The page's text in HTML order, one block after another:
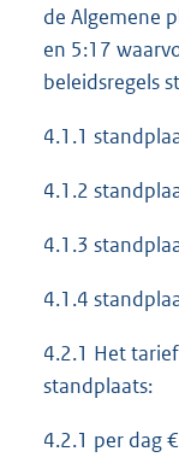
de Algemene
en 5:17
beleidsregels
4.1.1
4.1.2
4.1.3
4.1.4
4.2.1 Het
standplaats:
4.2.1 per dag